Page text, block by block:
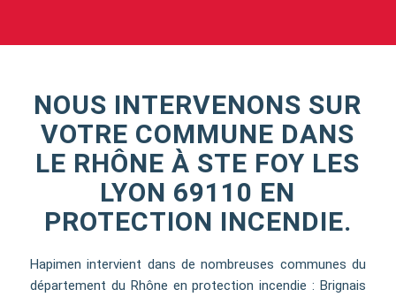
NOUS INTERVENONS SUR
VOTRE COMMUNE DANS
LE RHÔNE À STE FOY LES
LYON 69110 EN
PROTECTION INCENDIE.
Hapimen intervient dans de nombreuses communes du
département du Rhône en protection incendie : Brignais